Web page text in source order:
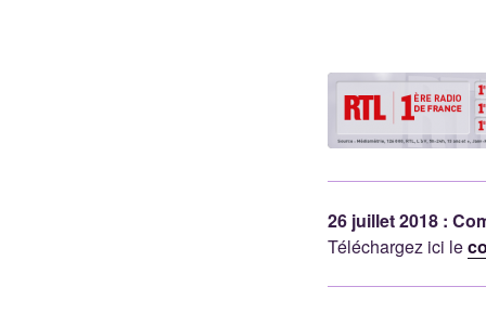
26 juillet 2018 :
Téléchargez ici le